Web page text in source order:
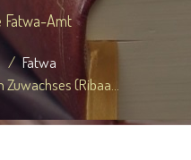
Fatwa-Amt
Fatwa
(Ribaa...